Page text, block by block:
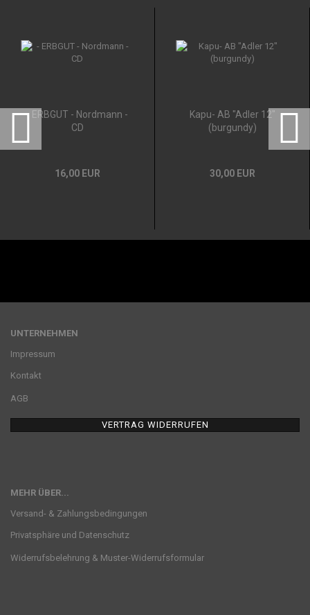
- ERBGUT - Nordmann -
CD
16,00 EUR
Kapu- AB "Adler 12"
(burgundy)
30,00 EUR
UNTERNEHMEN
Impressum
Kontakt
AGB
VERTRAG WIDERRUFEN
MEHR ÜBER...
Versand- & Zahlungsbedingungen
Privatsphäre und Datenschutz
Widerrufsbelehrung & Muster-Widerrufsformular